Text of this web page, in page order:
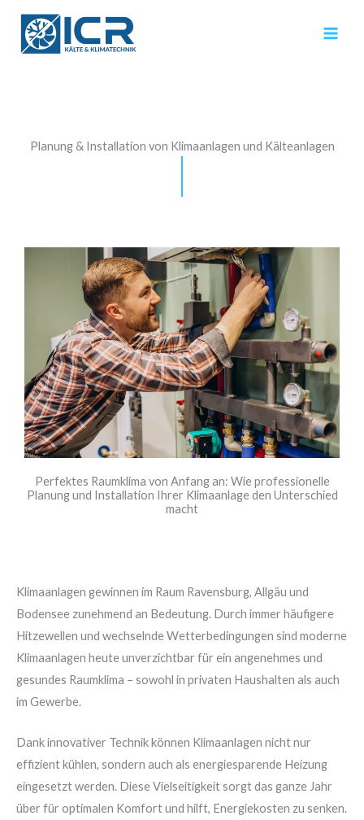
Inhalt
springen
Planung & Installation von Klimaanlagen und Kälteanlagen
Perfektes Raumklima von Anfang an: Wie professionelle
Planung und Installation Ihrer Klimaanlage den Unterschied
macht
Klimaanlagen gewinnen im Raum Ravensburg, Allgäu und
Bodensee zunehmend an Bedeutung. Durch immer häufigere
Hitzewellen und wechselnde Wetterbedingungen sind moderne
Klimaanlagen heute unverzichtbar für ein angenehmes und
gesundes Raumklima – sowohl in privaten Haushalten als auch
im Gewerbe.
Dank innovativer Technik können Klimaanlagen nicht nur
effizient kühlen, sondern auch als energiesparende Heizung
eingesetzt werden. Diese Vielseitigkeit sorgt das ganze Jahr
über für optimalen Komfort und hilft, Energiekosten zu senken.